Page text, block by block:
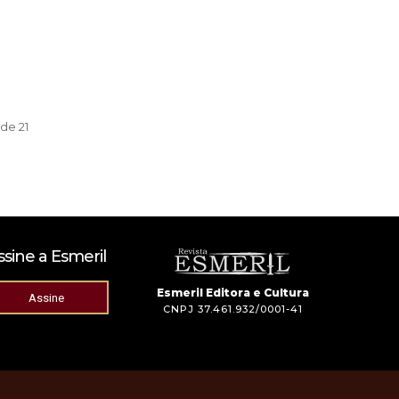
21
a Esmeril
Assine Esmeril Editora e Cultura
CNPJ 37.461.932/0001-41